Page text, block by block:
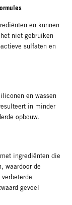
en kunnen
niet gebruiken
sulfaten en
en wassen
in minder
opbouw.
ingrediënten die
waardoor de
gevoel